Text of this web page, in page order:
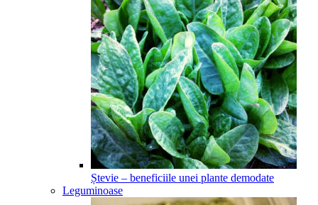
Ștevie – beneficiile unei plante demodate
Leguminoase